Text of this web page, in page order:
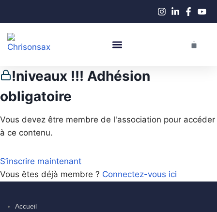
!niveaux !!! Adhésion
obligatoire
Vous devez être membre de l'association pour accéder
à ce contenu.
S’inscrire maintenant
Vous êtes déjà membre ? Connectez-vous ici
Accueil